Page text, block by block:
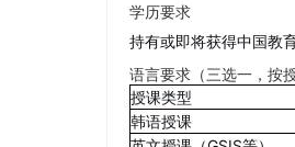
学历要求
持有或即将获得中国教
语言要求（三选一，按
授课类型
韩语授课